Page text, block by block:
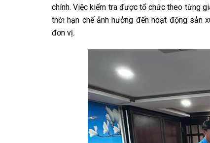
chính. Việc kiểm tra được tổ chức theo từng
thời hạn chế ảnh hưởng đến hoạt động sản
đơn vị.